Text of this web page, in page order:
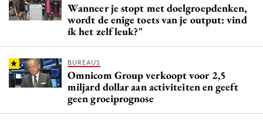
Wanneer je stopt met doelgroepdenken,
wordt de enige toets van je output: vind
ík het zelf leuk?"
BUREAUS
Omnicom Group verkoopt voor 2,5
miljard dollar aan activiteiten en geeft
geen groeiprognose